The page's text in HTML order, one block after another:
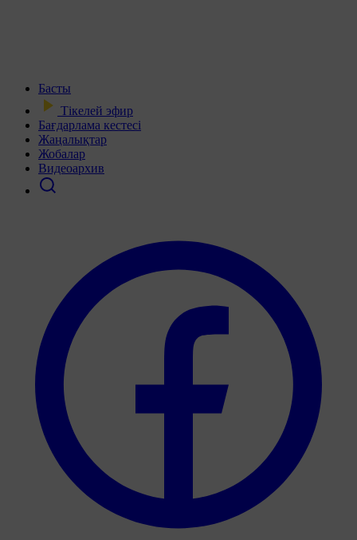
Басты
Тікелей эфир
Бағдарлама кестесі
Жаңалықтар
Жобалар
Видеоархив